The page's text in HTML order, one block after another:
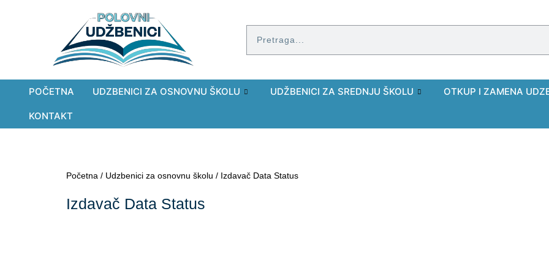
POČETNA UDZBENICI ZA OSNOVNU ŠKOLU UDŽBENICI ZA SREDNJU ŠKOLU OTKUP I ZAMENA
KONTAKT
Početna / Udzbenici za osnovnu školu / Izdavač Data Status
Izdavač Data Status